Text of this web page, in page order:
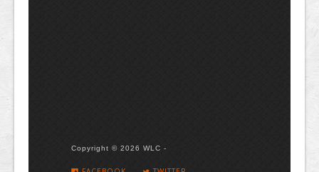
Copyright © 2026 WLC -